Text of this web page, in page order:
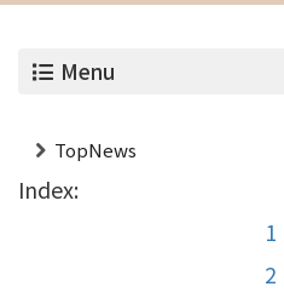
Menu
TopNews
Index:
1
2